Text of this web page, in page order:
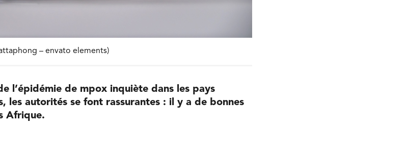
– envato elements)
l’épidémie de mpox inquiète dans les pays
les autorités se font rassurantes : il y a de bonnes
Afrique.